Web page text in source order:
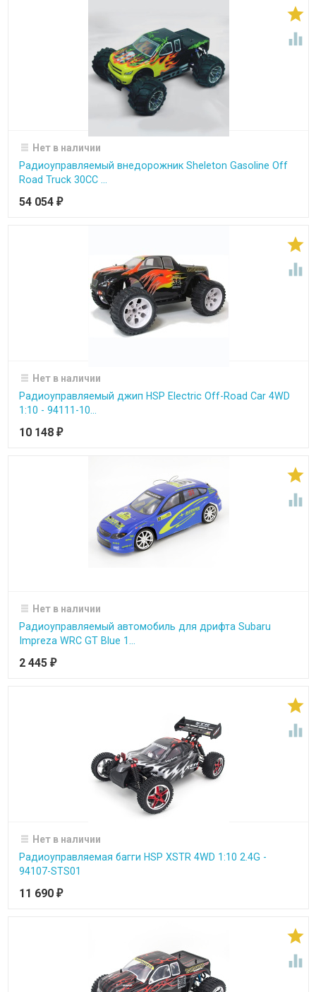


Нет в наличии
Радиоуправляемый внедорожник Sheleton Gasoline Off
Road Truck 30СС ...
54 054 ₽


Нет в наличии
Радиоуправляемый джип HSP Electric Off-Road Car 4WD
1:10 - 94111-10...
10 148 ₽


Нет в наличии
Радиоуправляемый автомобиль для дрифта Subaru
Impreza WRC GT Blue 1...
2 445 ₽


Нет в наличии
Радиоуправляемая багги HSP XSTR 4WD 1:10 2.4G -
94107-STS01
11 690 ₽

